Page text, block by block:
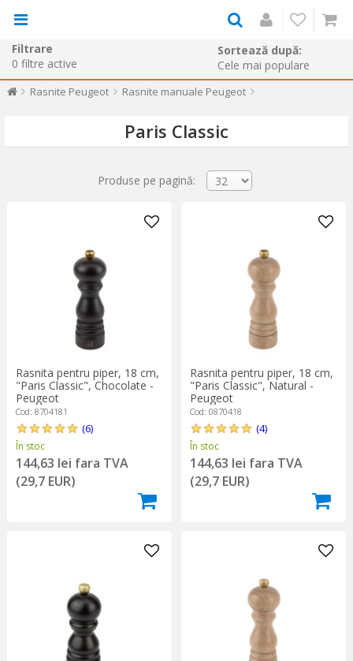
Filtrare
0 filtre active
Sortează după:
Rasnite Peugeot Rasnite manuale Peugeot
Paris Classic
Produse pe pagină:
Rasnita pentru piper, 18 cm,
"Paris Classic", Chocolate -
Peugeot
Cod: 8704181
(6)
În stoc
144,63 lei fara TVA
(29,7 EUR)
Rasnita pentru piper, 18 cm,
"Paris Classic", Natural -
Peugeot
Cod: 0870418
(4)
În stoc
144,63 lei fara TVA
(29,7 EUR)